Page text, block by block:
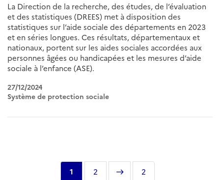
La Direction de la recherche, des études, de l’évaluation
et des statistiques (DREES) met à disposition des
statistiques sur l’aide sociale des départements en 2023
et en séries longues. Ces résultats, départementaux et
nationaux, portent sur les aides sociales accordées aux
personnes âgées ou handicapées et les mesures d’aide
sociale à l’enfance (ASE).
27/12/2024
Système de protection sociale
Page
1 Page
2
Page
Dernière
2